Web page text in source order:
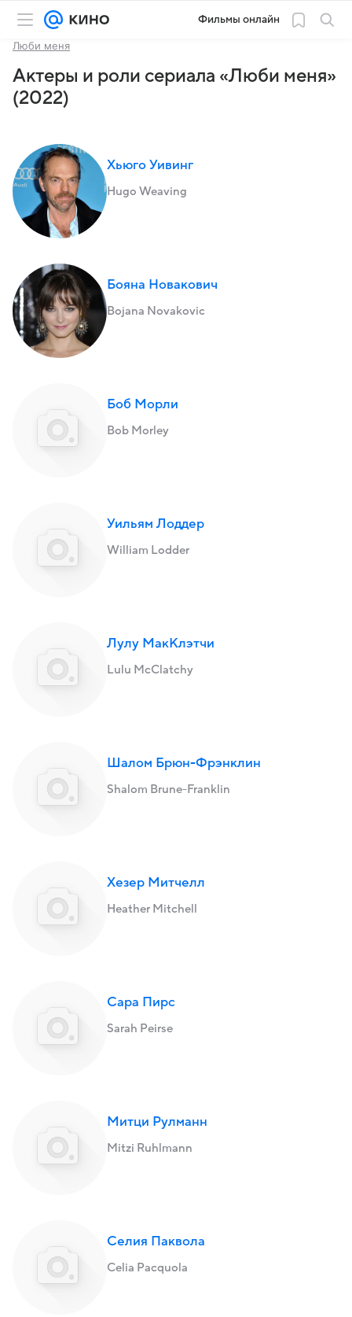
Фильмы онлайн
Люби меня
Актеры и роли сериала «Люби меня»
(2022)
Хьюго Уивинг
Hugo Weaving
Бояна Новакович
Bojana Novakovic
Боб Морли
Bob Morley
Уильям Лоддер
William Lodder
Лулу МакКлэтчи
Lulu McClatchy
Шалом Брюн-Фрэнклин
Shalom Brune-Franklin
Хезер Митчелл
Heather Mitchell
Сара Пирс
Sarah Peirse
Митци Рулманн
Mitzi Ruhlmann
Селия Паквола
Celia Pacquola